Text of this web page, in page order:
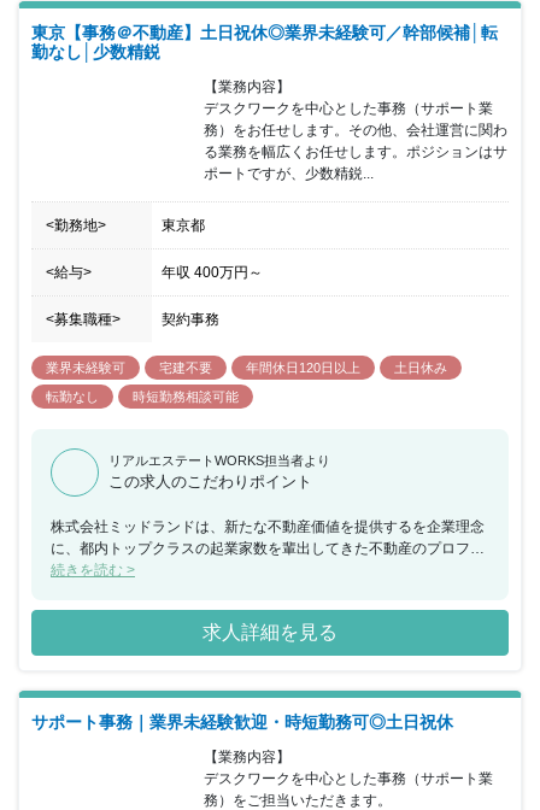
経験の方も大歓迎！入社前に特別な知識は必要ありません。少数精
鋭の会社のため、近い将来、会社の中心メンバーとして活躍してい
ただきたいと考えています☆ぜひ、同社で新しいことにチャレンジ
長できる！成長中のベンチャー企業だからこそ感じられる醍醐味、
やりがいを感じながら働けるのも魅力の一つです♪ ★海外研修もあ
り！社員の成長に労力を惜しまない同社。国内外の様々な建造物に
実際に触れて感じて、もっと不動産を好きになっていただきたいで
東京【事務＠不動産】土日祝休◎業界未経験可／幹部候補│転
勤なし│少数精鋭
【業務内容】
デスクワークを中心とした事務（サポート業
務）をお任せします。その他、会社運営に関わ
る業務を幅広くお任せします。ポジションはサ
ポートですが、少数精鋭...
<勤務地> 東京都
<給与> 年収 400万円 ～
<募集職種> 契約事務
業界未経験可 宅建不要 年間休日120日以上
土日休み
転勤なし
時短勤務相談可能
リアルエステートWORKS担当者より
この求人のこだわりポイント
株式会社ミッドランドは、新たな不動産価値を提供するを企業理念
に、都内トップクラスの起業家数を輩出してきた不動産のプロフェ
ッショナル集団です。全国の不動産を対象に、リノベーションと開
社。 ★リーマンショックを乗り切った底力！ ★実力をしっかり評
価する高率インセンティブ制度！ 4半期毎に支給される高率インセ
ンティブ制度により、モチベーションを高く保ちながら働くことが
りません。少数精鋭の会社のため、近い将来には幹部候補として活
躍していただきたいと考えています☆ぜひ、同社で新しいことにチ
制！土日祝休み♪ ■年間休日120日 ■未経験者大歓迎 ■経験・資格不
問 ■昇給・昇格随時 ■転勤なし ■決算賞与あり ■仕事に対する情熱が
続きを読む >
求人詳細を見る
サポート事務｜業界未経験歓迎・時短勤務可◎土日祝休
【業務内容】
デスクワークを中心とした事務（サポート業
務）をご担当いただきます。